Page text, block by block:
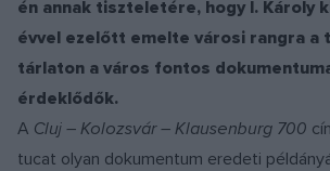
én annak tiszteletére, hogy I. Károly
évvel ezelőtt emelte városi rangra a
tárlaton a város fontos
érdeklődők.
A Cluj – Kolozsvár – Klausenburg 700
tucat olyan dokumentum eredeti